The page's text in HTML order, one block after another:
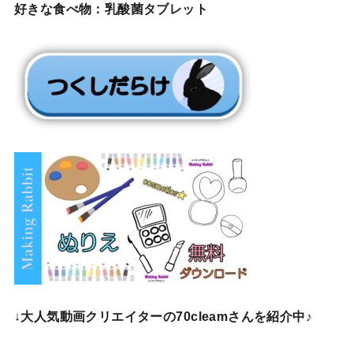
好きな食べ物：乳酸菌タブレット
↓大人気動画クリエイターの70cleamさんを紹介中♪